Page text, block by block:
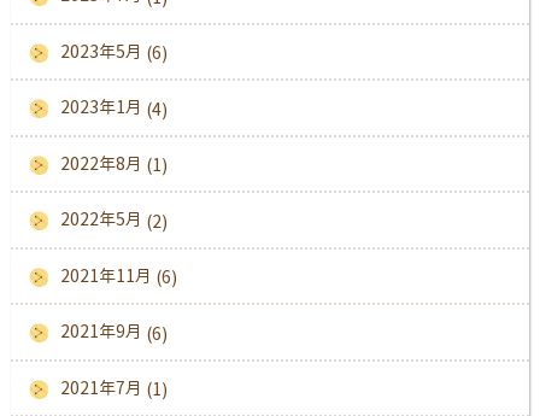
2023年5月 (6)
2023年1月 (4)
2022年8月 (1)
2022年5月 (2)
2021年11月 (6)
2021年9月 (6)
2021年7月 (1)